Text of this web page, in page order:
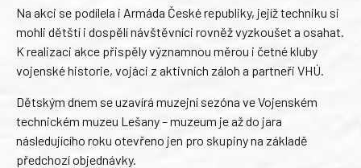
Na akci se podílela i Armáda České republiky, jejíž techniku si
mohli dětští i dospělí návštěvníci rovněž vyzkoušet a osahat.
K realizaci akce přispěly významnou měrou i četné kluby
vojenské historie, vojáci z aktivních záloh a partneři VHÚ.
Dětským dnem se uzavírá muzejní sezóna ve Vojenském
technickém muzeu Lešany – muzeum je až do jara
následujícího roku otevřeno jen pro skupiny na základě
předchozí objednávky.